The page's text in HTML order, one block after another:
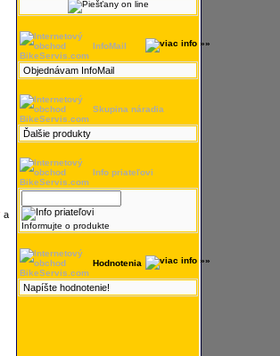
a
InfoMail
Objednávam InfoMail
Skupina náradia
Ďalšie produkty
Info priateľovi
Informujte o produkte
Hodnotenia
Napíšte hodnotenie!